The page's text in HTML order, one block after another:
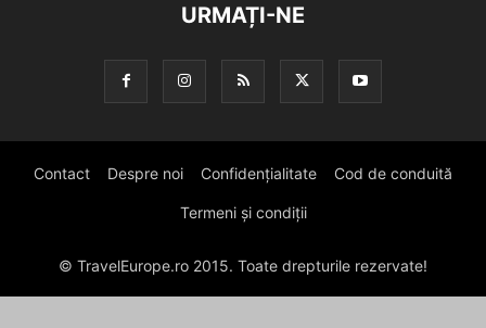
URMAȚI-NE
Contact Despre noi Confidențialitate Cod de conduită
Termeni și condiții
© TravelEurope.ro 2015. Toate drepturile rezervate!